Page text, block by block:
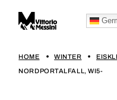
HOME WINTER
NORDPORTALFALL, WI5-